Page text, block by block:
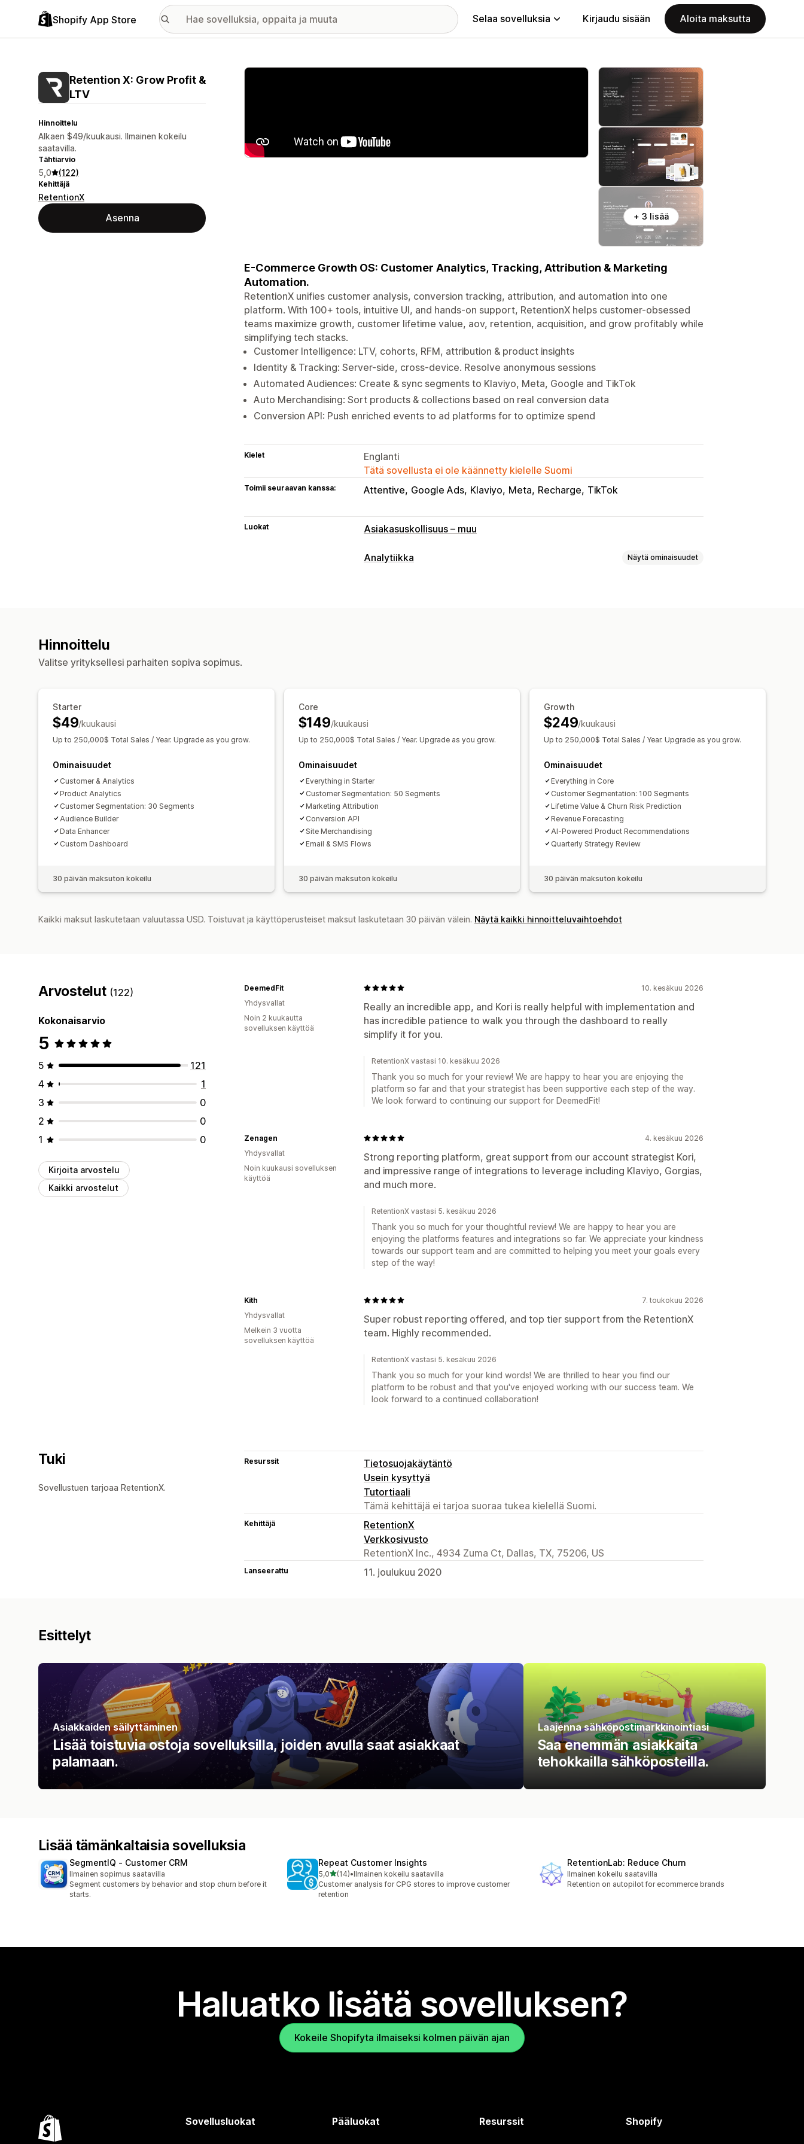
Shopify App Store Selaa sovelluksia Kirjaudu sisään Aloita maksutta
Retention X: Grow Profit &
LTV
Hinnoittelu
Alkaen $49/kuukausi. Ilmainen kokeilu
saatavilla.
Tähtiarvio
5,0 (122)
Kehittäjä
RetentionX
Asenna
Esittelykuvagalleria
+ 3 lisää
E-Commerce Growth OS: Customer Analytics, Tracking, Attribution & Marketing
Automation.
RetentionX unifies customer analysis, conversion tracking, attribution, and automation into one
platform. With 100+ tools, intuitive UI, and hands-on support, RetentionX helps customer-obsessed
teams maximize growth, customer lifetime value, aov, retention, acquisition, and grow profitably while
simplifying tech stacks.
Customer Intelligence: LTV, cohorts, RFM, attribution & product insights
Identity & Tracking: Server-side, cross-device. Resolve anonymous sessions
Automated Audiences: Create & sync segments to Klaviyo, Meta, Google and TikTok
Auto Merchandising: Sort products & collections based on real conversion data
Conversion API: Push enriched events to ad platforms for to optimize spend
Kielet
Englanti
Tätä sovellusta ei ole käännetty kielelle Suomi
Toimii seuraavan kanssa: Attentive Google Ads Klaviyo Meta Recharge TikTok
Luokat Asiakasuskollisuus – muu
Analytiikka Näytä ominaisuudet
Suppilon analyysi
Kuvalliset materiaalit ja raportit
Analytiikan dashboard
Mukautetut dashboardit
Vertailuanalyysi Mukautetut raportit
Tietojen vienti
Ennakoiminen
Raportoinnin ajastaminen
GDPR:n noudattaminen
Hinnoittelu
Valitse yrityksellesi parhaiten sopiva sopimus.
Starter
$49/kuukausi
Up to 250,000$ Total Sales / Year. Upgrade as you grow.
Ominaisuudet
Customer & Analytics
Product Analytics
Customer Segmentation: 30 Segments
Audience Builder
Data Enhancer
Custom Dashboard
30 päivän maksuton kokeilu
Core
$149/kuukausi
Up to 250,000$ Total Sales / Year. Upgrade as you grow.
Ominaisuudet
Everything in Starter
Customer Segmentation: 50 Segments
Marketing Attribution
Conversion API
Site Merchandising
Email & SMS Flows
30 päivän maksuton kokeilu
Growth
$249/kuukausi
Up to 250,000$ Total Sales / Year. Upgrade as you grow.
Ominaisuudet
Everything in Core
Customer Segmentation: 100 Segments
Lifetime Value & Churn Risk Prediction
Revenue Forecasting
AI-Powered Product Recommendations
Quarterly Strategy Review
30 päivän maksuton kokeilu
Kaikki maksut laskutetaan valuutassa USD. Toistuvat ja käyttöperusteiset maksut laskutetaan 30 päivän välein. Näytä kaikki hinnoitteluvaihtoehdot
Arvostelut (122)
Kokonaisarvio
5
5
121
4
1
3
0
2
0
1
0
Kirjoita arvostelu
Kaikki arvostelut
10. kesäkuu 2026
Really an incredible app, and Kori is really helpful with implementation and
has incredible patience to walk you through the dashboard to really
simplify it for you.
DeemedFit
Yhdysvallat
Noin 2 kuukautta
sovelluksen käyttöä
RetentionX vastasi 10. kesäkuu 2026
Thank you so much for your review! We are happy to hear you are enjoying the
platform so far and that your strategist has been supportive each step of the way.
We look forward to continuing our support for DeemedFit!
4. kesäkuu 2026
Strong reporting platform, great support from our account strategist Kori,
and impressive range of integrations to leverage including Klaviyo, Gorgias,
and much more.
Zenagen
Yhdysvallat
Noin kuukausi sovelluksen
käyttöä
RetentionX vastasi 5. kesäkuu 2026
Thank you so much for your thoughtful review! We are happy to hear you are
enjoying the platforms features and integrations so far. We appreciate your kindness
towards our support team and are committed to helping you meet your goals every
step of the way!
7. toukokuu 2026
Super robust reporting offered, and top tier support from the RetentionX
team. Highly recommended.
Kith
Yhdysvallat
Melkein 3 vuotta
sovelluksen käyttöä
RetentionX vastasi 5. kesäkuu 2026
Thank you so much for your kind words! We are thrilled to hear you find our
platform to be robust and that you've enjoyed working with our success team. We
look forward to a continued collaboration!
Tuki
Sovellustuen tarjoaa RetentionX.
Resurssit
Tietosuojakäytäntö
Usein kysyttyä
Tutortiaali
Tämä kehittäjä ei tarjoa suoraa tukea kielellä Suomi.
Kehittäjä
RetentionX
Verkkosivusto
RetentionX Inc., 4934 Zuma Ct, Dallas, TX, 75206, US
Lanseerattu 11. joulukuu 2020
Esittelyt
Asiakkaiden säilyttäminen
Lisää toistuvia ostoja sovelluksilla, joiden avulla saat asiakkaat
palamaan.
Laajenna sähköpostimarkkinointiasi
Saa enemmän asiakkaita
tehokkailla sähköposteilla.
Lisää tämänkaltaisia sovelluksia
SegmentIQ ‑ Customer CRM
Ilmainen sopimus saatavilla
Segment customers by behavior and stop churn before it
starts.
Repeat Customer Insights
5,0/ 5 tähteä
(14)
14 arvostelua yhteensä
•Ilmainen kokeilu saatavilla
Customer analysis for CPG stores to improve customer
retention
RetentionLab: Reduce Churn
Ilmainen kokeilu saatavilla
Retention on autopilot for ecommerce brands
Haluatko lisätä sovelluksen?
Kokeile Shopifyta ilmaiseksi kolmen päivän ajan
Sovellusluokat Pääluokat Resurssit Shopify